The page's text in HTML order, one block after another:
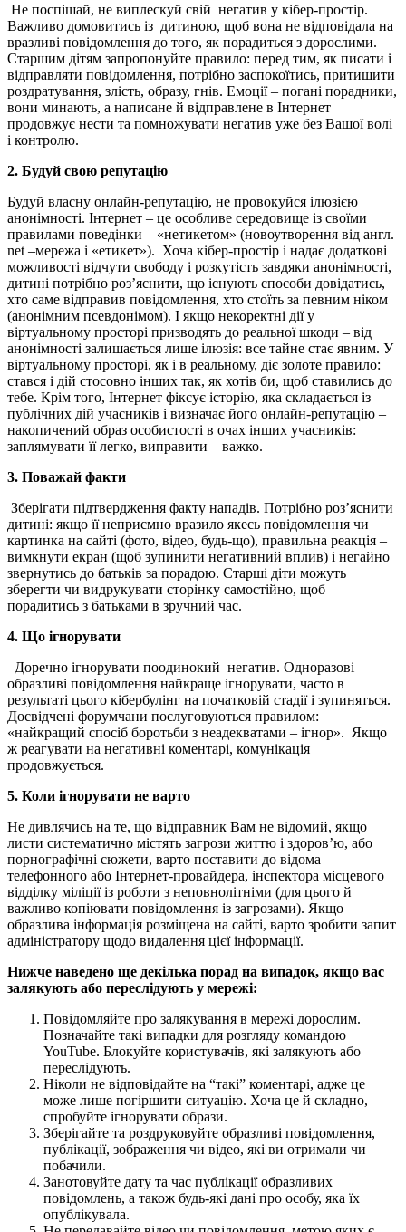
Не поспішай, не виплескуй свій негатив у кібер-простір.
Важливо домовитись із дитиною, щоб вона не відповідала на
вразливі повідомлення до того, як порадиться з дорослими.
Старшим дітям запропонуйте правило: перед тим, як писати і
відправляти повідомлення, потрібно заспокоїтись, притишити
роздратування, злість, образу, гнів. Емоції – погані порадники,
вони минають, а написане й відправлене в Інтернет
продовжує нести та помножувати негатив уже без Вашої волі
і контролю.
2. Будуй свою репутацію
Будуй власну онлайн-репутацію, не провокуйся ілюзією
анонімності. Інтернет – це особливе середовище із своїми
правилами поведінки – «нетикетом» (новоутворення від англ.
net –мережа і «етикет»). Хоча кібер-простір і надає додаткові
можливості відчути свободу і розкутість завдяки анонімності,
дитині потрібно роз’яснити, що існують способи довідатись,
хто саме відправив повідомлення, хто стоїть за певним ніком
(анонімним псевдонімом). І якщо некоректні дії у
віртуальному просторі призводять до реальної шкоди – від
анонімності залишається лише ілюзія: все тайне стає явним. У
віртуальному просторі, як і в реальному, діє золоте правило:
стався і дій стосовно інших так, як хотів би, щоб ставились до
тебе. Крім того, Інтернет фіксує історію, яка складається із
публічних дій учасників і визначає його онлайн-репутацію –
накопичений образ особистості в очах інших учасників:
заплямувати її легко, виправити – важко.
3. Поважай факти
Зберігати підтвердження факту нападів. Потрібно роз’яснити
дитині: якщо її неприємно вразило якесь повідомлення чи
картинка на сайті (фото, відео, будь-що), правильна реакція –
вимкнути екран (щоб зупинити негативний вплив) і негайно
звернутись до батьків за порадою. Старші діти можуть
зберегти чи видрукувати сторінку самостійно, щоб
порадитись з батьками в зручний час.
4. Що ігнорувати
Доречно ігнорувати поодинокий негатив. Одноразові
образливі повідомлення найкраще ігнорувати, часто в
результаті цього кібербулінг на початковій стадії і зупиняться.
Досвідчені форумчани послуговуються правилом:
«найкращий спосіб боротьби з неадекватами – ігнор». Якщо
ж реагувати на негативні коментарі, комунікація
продовжується.
5. Коли ігнорувати не варто
Не дивлячись на те, що відправник Вам не відомий, якщо
листи систематично містять загрози життю і здоров’ю, або
порнографічні сюжети, варто поставити до відома
телефонного або Інтернет-провайдера, інспектора місцевого
відділку міліції із роботи з неповнолітніми (для цього й
важливо копіювати повідомлення із загрозами). Якщо
образлива інформація розміщена на сайті, варто зробити запит
адміністратору щодо видалення цієї інформації.
Нижче наведено ще декілька порад на випадок, якщо вас
залякують або переслідують у мережі:
Повідомляйте про залякування в мережі дорослим.
Позначайте такі випадки для розгляду командою
YouTube. Блокуйте користувачів, які залякують або
переслідують.
Ніколи не відповідайте на “такі” коментарі, адже це
може лише погіршити ситуацію. Хоча це й складно,
спробуйте ігнорувати образи.
Зберігайте та роздруковуйте образливі повідомлення,
публікації, зображення чи відео, які ви отримали чи
побачили.
Занотовуйте дату та час публікації образливих
повідомлень, а також будь-які дані про особу, яка їх
опублікувала.